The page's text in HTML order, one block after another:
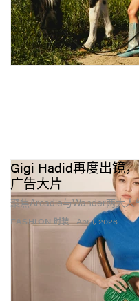
FASHION 时装
Gigi Hadid再度出镜
广告大片
聚焦Arcadie与Wander两大人
Apr 1, 2026